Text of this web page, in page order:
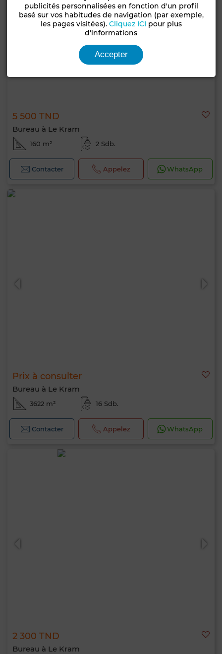
5 500 TND
Bureau à Le Kram
160 m² 2 Sdb.
Contacter Appelez WhatsApp
Prix à consulter
Bureau à Le Kram
3622 m² 16 Sdb.
Contacter Appelez WhatsApp
2 300 TND
Bureau à Le Kram
publicités personnalisées en fonction d'un profil
basé sur vos habitudes de navigation (par exemple,
les pages visitées). Cliquez ICI pour plus
d'informations
Accepter